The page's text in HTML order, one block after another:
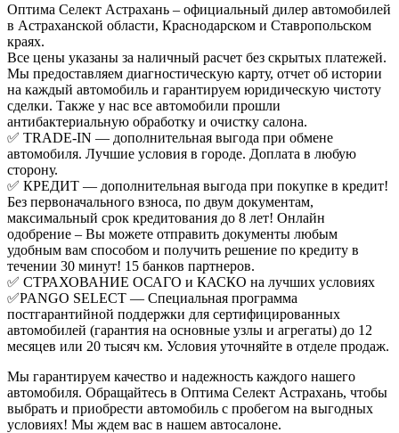
Оптима Селект Астрахань – официальный дилер автомобилей
в Астраханской области, Краснодарском и Ставропольском
краях.
Все цены указаны за наличный расчет без скрытых платежей.
Мы предоставляем диагностическую карту, отчет об истории
на каждый автомобиль и гарантируем юридическую чистоту
сделки. Также у нас все автомобили прошли
антибактериальную обработку и очистку салона.
✅ TRADE-IN — дополнительная выгода при обмене
автомобиля. Лучшие условия в городе. Доплата в любую
сторону.
✅ КРЕДИТ — дополнительная выгода при покупке в кредит!
Без первоначального взноса, по двум документам,
максимальный срок кредитования до 8 лет! Онлайн
одобрение – Вы можете отправить документы любым
удобным вам способом и получить решение по кредиту в
течении 30 минут! 15 банков партнеров.
✅ СТРАХОВАНИЕ ОСАГО и КАСКО на лучших условиях
✅PANGO SELECT — Специальная программа
постгарантийной поддержки для сертифицированных
автомобилей (гарантия на основные узлы и агрегаты) до 12
месяцев или 20 тысяч км. Условия уточняйте в отделе продаж.
Мы гарантируем качество и надежность каждого нашего
автомобиля. Обращайтесь в Оптима Селект Астрахань, чтобы
выбрать и приобрести автомобиль с пробегом на выгодных
условиях! Мы ждем вас в нашем автосалоне.